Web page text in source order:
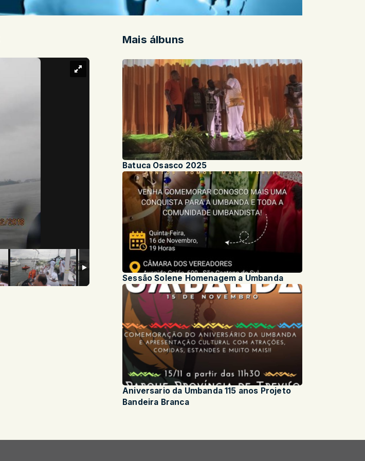
Mais álbuns
Batuca Osasco 2025
Sessão Solene Homenagem a Umbanda
Aniversario da Umbanda 115 anos Projeto
Bandeira Branca